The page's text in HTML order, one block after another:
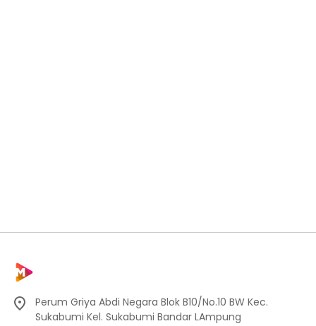
Perum Griya Abdi Negara Blok B10/No.10 BW Kec.
Sukabumi Kel. Sukabumi Bandar LAmpung